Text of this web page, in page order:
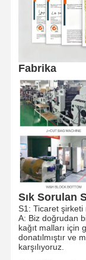
Fabrika Turu
Davalar
Geri
Dönmüş El
Kağıt Gıda
sos kağıt
J Kesilmiş
Fabrika
Sık Sorulan
S1: Ticaret
A: Biz doğrudan
kağıt malları için
donatılmıştır ve
karşılıyoruz.